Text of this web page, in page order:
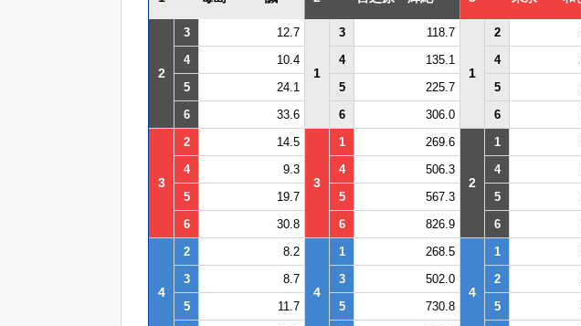
2
3 12.7
1
3 118.7
1
2
4
10.4 4 135.1 4
5
24.1 5 225.7 5
6
33.6 6 306.0 6
3
2 14.5
3
1 269.6
2
1
4
9.3 4 506.3 4
5
19.7 5 567.3 5
6
30.8 6 826.9 6
4
2 8.2
4
1 268.5
4
1
3
8.7 3 502.0 2
5
11.7 5 730.8 5